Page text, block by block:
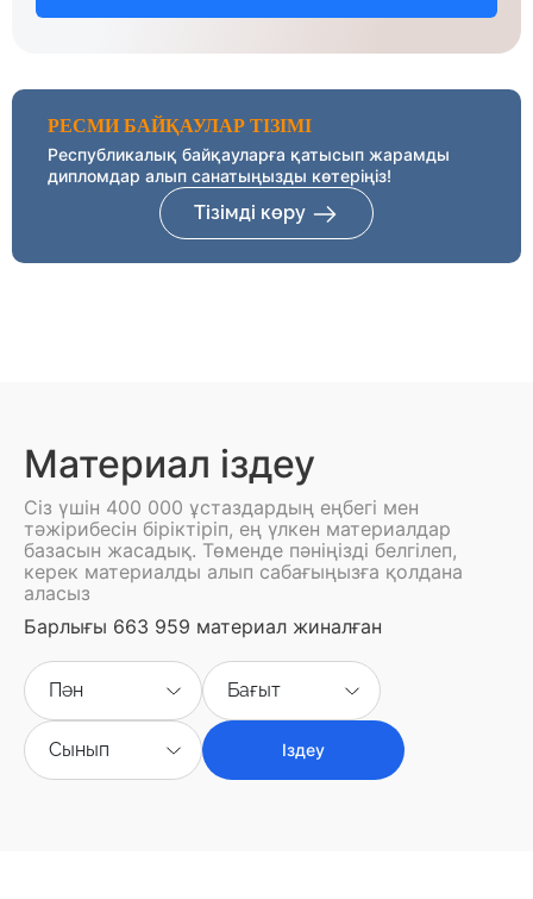
РЕСМИ БАЙҚАУЛАР ТІЗІМІ
Республикалық байқауларға қатысып жарамды
дипломдар алып санатыңызды көтеріңіз!
Тізімді көру
Материал іздеу
Сіз үшін 400 000 ұстаздардың еңбегі мен
тәжірибесін біріктіріп, ең үлкен материалдар
базасын жасадық. Төменде пәніңізді белгілеп,
керек материалды алып сабағыңызға қолдана
аласыз
Барлығы 663 959 материал жиналған
Пән Бағыт
Сынып Іздеу